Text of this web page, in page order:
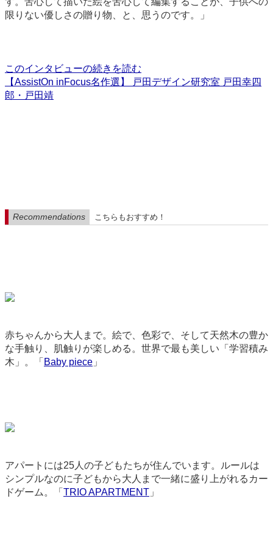
限りない優しさの贈り物、と、思うのです。」
このインタビューの続きを読む
【AssistOn inFocus名作選】 戸田デザイン研究室 戸田幸四
郎・戸田靖
Recommendations こちらもおすすめ！
赤ちゃんから大人まで。絵で、色彩で、そして天然木の豊か
な手触り、肌触りが楽しめる。世界で最も美しい「学習積み
木」。「 Baby piece 」
アパートには25人の子どもたちが住んでいます。ルールは
シンプルなのに子どもから大人まで一緒に盛り上がれるカー
ドゲーム。「 TRIO APARTMENT 」